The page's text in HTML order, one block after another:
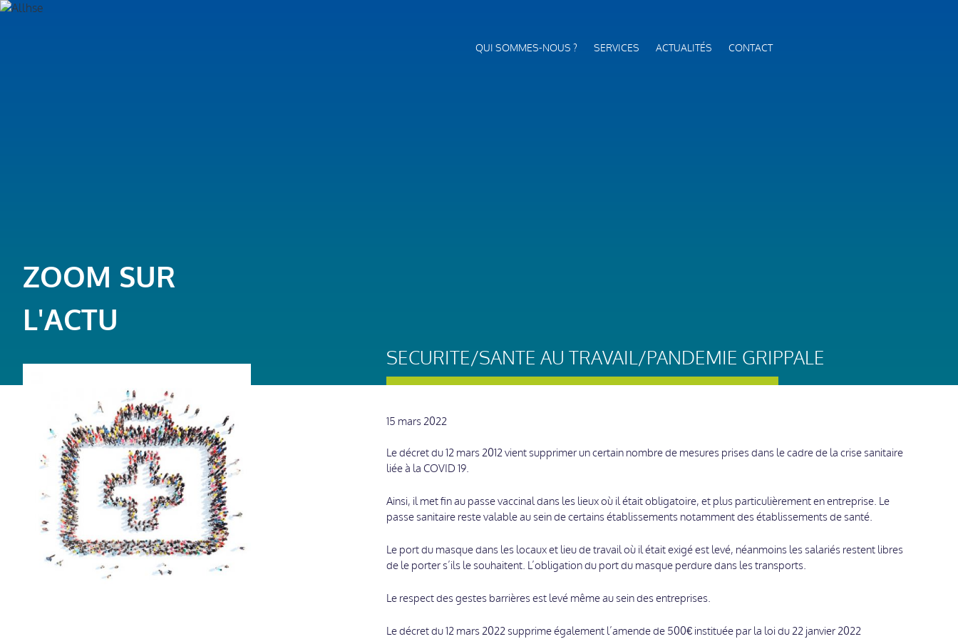
QUI SOMMES-NOUS ? SERVICES ACTUALITÉS CONTACT
SECURITE/SANTE AU TRAVAIL/PANDEMIE GRIPPALE
ZOOM SUR
L'ACTU
15 mars 2022
Le décret du 12 mars 2012 vient supprimer un certain nombre de mesures prises dans le cadre de la crise sanitaire
liée à la COVID 19.
Ainsi, il met fin au passe vaccinal dans les lieux où il était obligatoire, et plus particulièrement en entreprise. Le
passe sanitaire reste valable au sein de certains établissements notamment des établissements de santé.
Le port du masque dans les locaux et lieu de travail où il était exigé est levé, néanmoins les salariés restent libres
de le porter s’ils le souhaitent. L’obligation du port du masque perdure dans les transports.
Le respect des gestes barrières est levé même au sein des entreprises.
Le décret du 12 mars 2022 supprime également l’amende de 500€ instituée par la loi du 22 janvier 2022